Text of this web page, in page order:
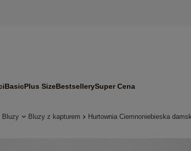
BasicPlus SizeBestsellerySuper Cena
Bluzy Bluzy z kapturem Hurtownia Ciemnoniebieska